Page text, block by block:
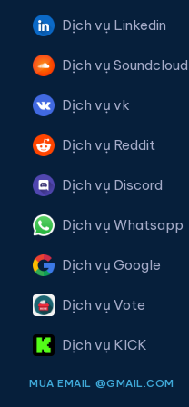
Dịch vụ Linkedin
Dịch vụ Soundcloud
Dịch vụ vk
Dịch vụ Reddit
Dịch vụ Discord
Dịch vụ Whatsapp
Dịch vụ Google
Dịch vụ Vote
Dịch vụ KICK
MUA EMAIL @GMAIL.COM
2.
Cung cấp dịch vụ
(SĐT) để nhận mã
Facebook, Google,
bảo mật, giá rẻ,